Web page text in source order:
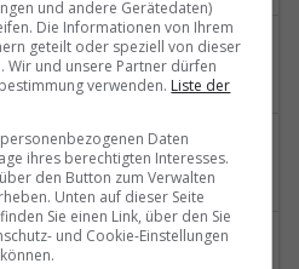
Dorf: Talstation Flims
und andere Gerätedaten)
Die Informationen von Ihrem
geteilt oder speziell von dieser
Wir und unsere Partner dürfen
verwenden. Liste der
Daten
ihres berechtigten Interesses.
den Button zum Verwalten
Unten auf dieser Seite
Sie einen Link, über den Sie
und Cookie-Einstellungen